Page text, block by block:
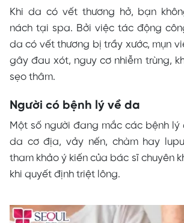
Khi da có vết thương hở, bạn
nách tại spa. Bởi việc tác động
da có vết thương bị trầy xước, mụn
gây đau xót, nguy cơ nhiễm trùng,
sẹo thâm.
Người có bệnh lý về da
Một số người đang mắc các bệnh lý
da cơ địa, vảy nến, chàm hay
tham khảo ý kiến của bác sĩ chuyên
khi quyết định triệt lông.